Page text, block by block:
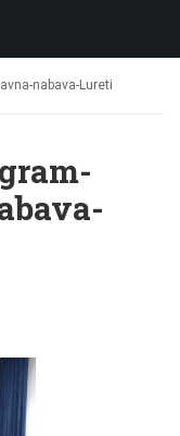
nabava-Lureti